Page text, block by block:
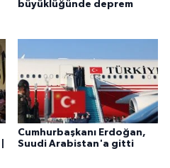
büyüklüğünde deprem
Cumhurbaşkanı Erdoğan,
Suudi Arabistan'a gitti